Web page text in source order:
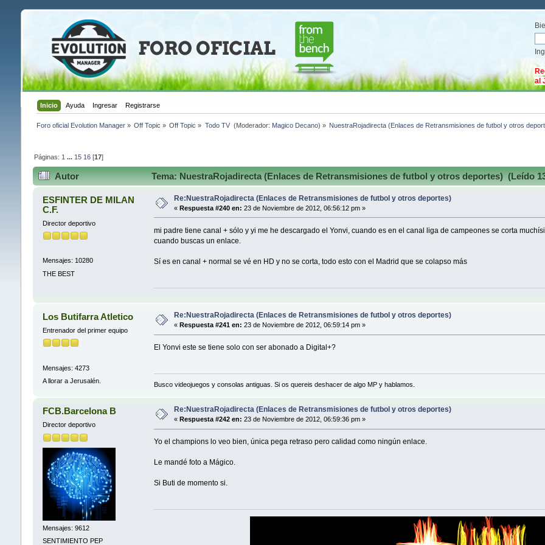
al
Inicio Ayuda Ingresar Registrarse
Foro oficial Evolution Manager» Off Topic » Off Topic » Todo TV (Moderador: Magico Decano) » NuestraRojadirecta (Enlaces de Retransmisiones de futbol y otros
Páginas: 1 ... 15 16[17]
Autor Tema: NuestraRojadirecta (Enlaces de Retransmisiones de futbol y otros deportes) (Leído
ESFINTER DE MILAN
C.F.
Director deportivo
Mensajes: 10280
THE BEST
Re:NuestraRojadirecta (Enlaces de Retransmisiones de futbol y otros deportes)
« Respuesta #240 en: 23 de Noviembre de 2012, 06:56:12 pm »
mi padre tiene canal + sólo y yi me he descargado el Yonvi, cuando es en el canal liga de campeones se corta
cuando buscas un enlace.
Sí es en canal + normal se vé en HD y no se corta, todo esto con el Madrid que se colapso más
Los Butifarra Atletico
Entrenador del primer equipo
Mensajes: 4273
A llorar a Jerusalén.
Re:NuestraRojadirecta (Enlaces de Retransmisiones de futbol y otros deportes)
« Respuesta #241 en: 23 de Noviembre de 2012, 06:59:14 pm »
El Yonvi este se tiene solo con ser abonado a Digital+?
Busco videojuegos y consolas antiguas. Si os quereis deshacer de algo MP y hablamos.
FCB.Barcelona B
Director deportivo
Mensajes: 9612
SENTIMIENTO PEP
Re:NuestraRojadirecta (Enlaces de Retransmisiones de futbol y otros deportes)
« Respuesta #242 en: 23 de Noviembre de 2012, 06:59:36 pm »
Yo el champions lo veo bien, única pega retraso pero calidad como ningún enlace.
Le mandé foto a Mágico.
Si Buti de momento si.